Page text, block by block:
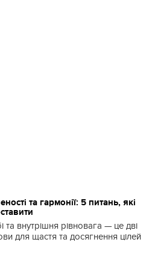
та гармонії: 5 питань, які
та внутрішня рівновага — це дві
для щастя та досягнення цілей